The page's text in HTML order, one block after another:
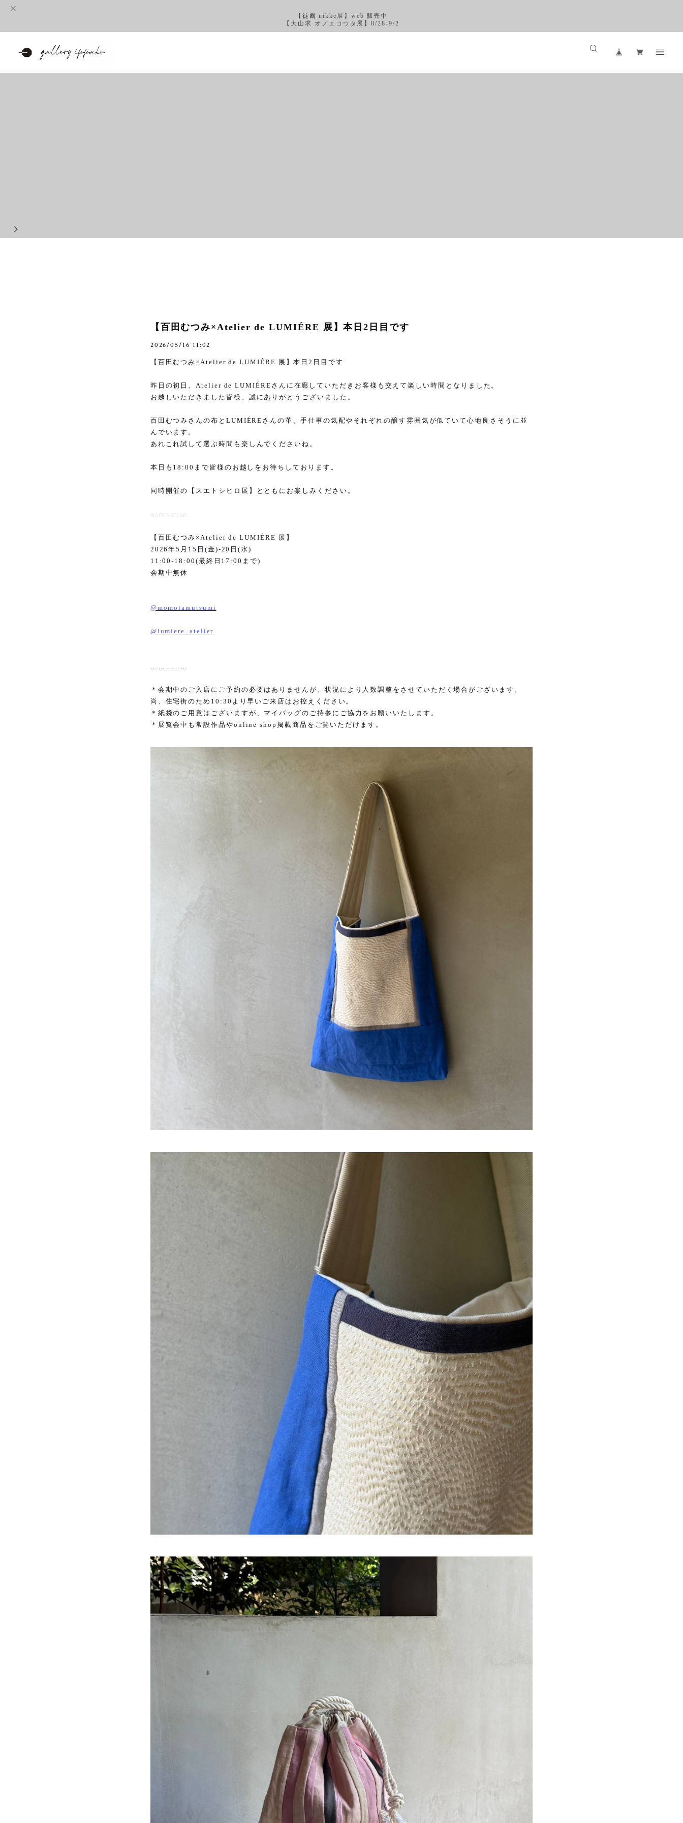
【徒爾 nikke展】web 販売中
【大山求 オノエコウタ展】8/28-9/2
【百田むつみ×Atelier de LUMIÉRE 展】本日2日目です
2026/05/16 11:02
【百田むつみ ×Atelier de LUMIÉRE 展】本日2 日目です
昨日の初日、Atelier de LUMIÉRE さんに在廊していただきお客様も交えて楽しい時間となりました。
お越しいただきました皆様、誠にありがとうございました。
百田むつみさんの布と LUMIÉRE さんの革、手仕事の気配やそれぞれの醸す雰囲気が似ていて心地良さそうに並
んでいます。
あれこれ試して選ぶ時間も楽しんでくださいね。
本日も 18:00 まで皆様のお越しをお待ちしております。
同時開催の【スエトシヒロ展】とともにお楽しみください。
……………
【百田むつみ ×Atelier de LUMIÉRE 展】
2026年5 月 15 日 (金)-20 日(水)
11:00-18:00(最終日 17:00 まで)
会期中無休
@momotamutsumi
@lumiere_atelier
……………
＊会期中のご入店にご予約の必要はありませんが、状況により人数調整をさせていただく場合がございます。
尚、住宅街のため 10:30 より早いご来店はお控えください。
＊紙袋のご用意はございますが、マイバッグのご持参にご協力をお願いいたします。
＊展覧会中も常設作品やonline shop 掲載商品をご覧いただけます。